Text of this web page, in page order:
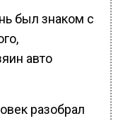
был знаком с
авто
разобрал